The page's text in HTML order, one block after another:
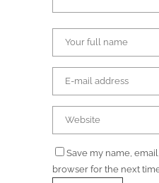
Save my name,
browser for the next